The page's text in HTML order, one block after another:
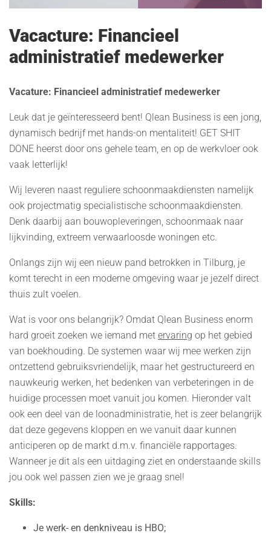
Vacacture: Financieel
administratief medewerker
Vacature: Financieel administratief medewerker
Leuk dat je geïnteresseerd bent! Qlean Business is een jong,
dynamisch bedrijf met hands-on mentaliteit! GET SHIT
DONE heerst door ons gehele team, en op de werkvloer ook
vaak letterlijk!
Wij leveren naast reguliere schoonmaakdiensten namelijk
ook projectmatig specialistische schoonmaakdiensten.
Denk daarbij aan bouwopleveringen, schoonmaak naar
lijkvinding, extreem verwaarloosde woningen etc.
Onlangs zijn wij een nieuw pand betrokken in Tilburg, je
komt terecht in een moderne omgeving waar je jezelf direct
thuis zult voelen.
Wat is voor ons belangrijk? Omdat Qlean Business enorm
hard groeit zoeken we iemand met ervaring op het gebied
van boekhouding. De systemen waar wij mee werken zijn
ontzettend gebruiksvriendelijk, maar het gestructureerd en
nauwkeurig werken, het bedenken van verbeteringen in de
huidige processen moet vanuit jou komen. Hieronder valt
ook een deel van de loonadministratie, het is zeer belangrijk
dat deze gegevens kloppen en we vanuit daar kunnen
anticiperen op de markt d.m.v. financiële rapportages.
Wanneer je dit als een uitdaging ziet en onderstaande skills
jou ook wel passen zien we je graag snel!
Skills:
Je werk- en denkniveau is HBO;